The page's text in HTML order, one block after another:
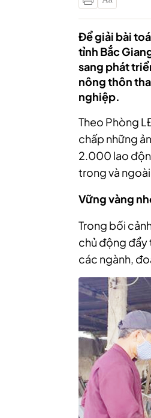
Để giải bài
tỉnh Bắc
sang phát
nông thôn
nghiệp.
Theo Phòng
chấp những
2.000 lao
trong và
Vững vàng
Trong bối
chủ động đẩy
các ngành,